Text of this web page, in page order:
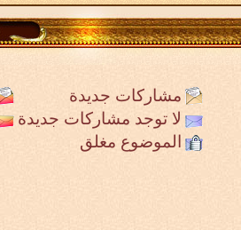
مشاركات جديدة
لا توجد مشاركات جديدة
الموضوع مغلق